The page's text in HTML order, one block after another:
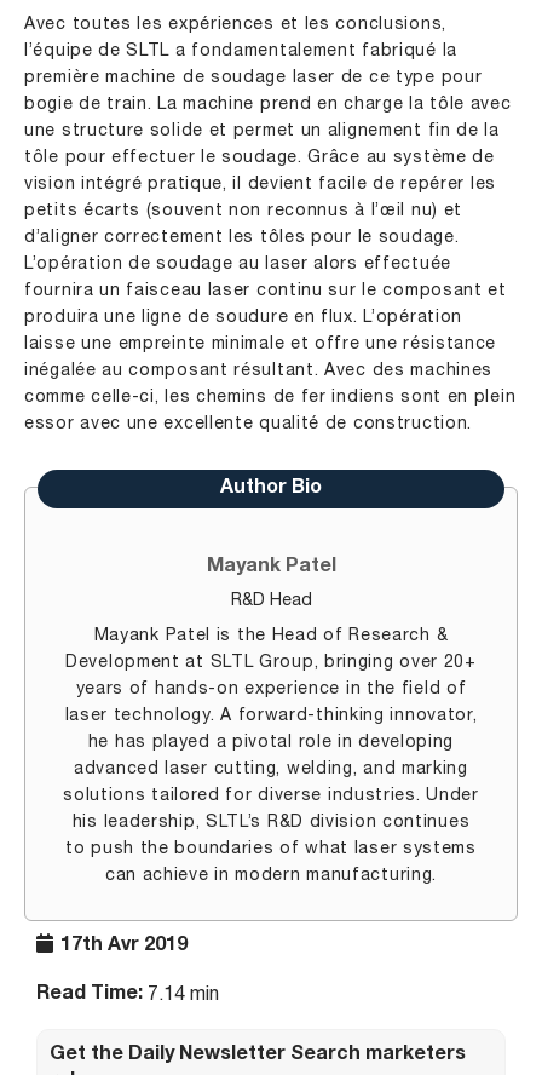
17th Avr 2019
Read Time: 7.14 min
Get the Daily Newsletter Search marketers
Avec toutes les expériences et les conclusions,
l’équipe de SLTL a fondamentalement fabriqué la
première machine de soudage laser de ce type pour
bogie de train. La machine prend en charge la tôle avec
une structure solide et permet un alignement fin de la
tôle pour effectuer le soudage. Grâce au système de
vision intégré pratique, il devient facile de repérer les
petits écarts (souvent non reconnus à l’œil nu) et
d’aligner correctement les tôles pour le soudage.
L’opération de soudage au laser alors effectuée
fournira un faisceau laser continu sur le composant et
produira une ligne de soudure en flux. L’opération
laisse une empreinte minimale et offre une résistance
inégalée au composant résultant. Avec des machines
comme celle-ci, les chemins de fer indiens sont en plein
essor avec une excellente qualité de construction.
Author Bio
Mayank Patel
R&D Head
Mayank Patel is the Head of Research &
Development at SLTL Group, bringing over 20+
years of hands-on experience in the field of
laser technology. A forward-thinking innovator,
he has played a pivotal role in developing
advanced laser cutting, welding, and marking
solutions tailored for diverse industries. Under
his leadership, SLTL’s R&D division continues
to push the boundaries of what laser systems
can achieve in modern manufacturing.